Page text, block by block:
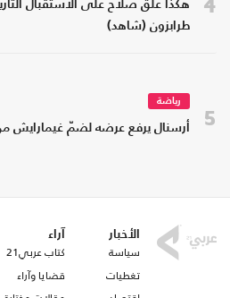
هكذا علق صلاح على الاستقبال
طرابزون (شاهد)
5
رياضة
أرسنال يرفع عرضه لضمّ غيمارايش
الأخبار
سياسة
تغطيات
آراء
كتاب عربي21
قضايا وآراء